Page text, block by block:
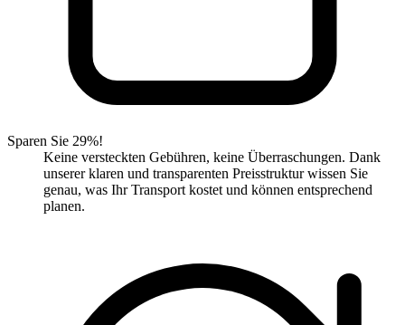
Sparen Sie 29%!
Keine versteckten Gebühren, keine Überraschungen. Dank
unserer klaren und transparenten Preisstruktur wissen Sie
genau, was Ihr Transport kostet und können entsprechend
planen.